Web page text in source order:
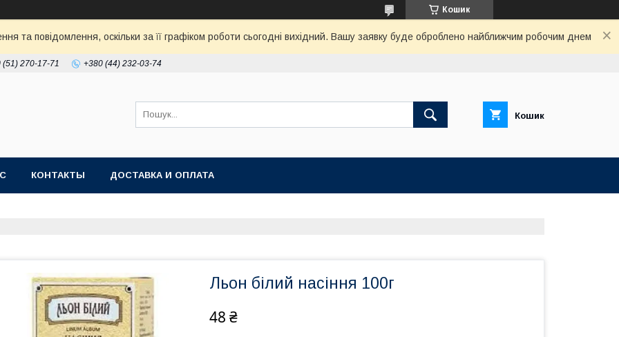
Кошик
та повідомлення, оскільки за її графіком роботи сьогодні вихідний. Вашу заявку буде оброблено найближчим робочим днем
(51) 270-17-71 +380 (44) 232-03-74
Кошик
КОНТАКТЫ ДОСТАВКА И ОПЛАТА
Льон білий насіння 100г
48 ₴